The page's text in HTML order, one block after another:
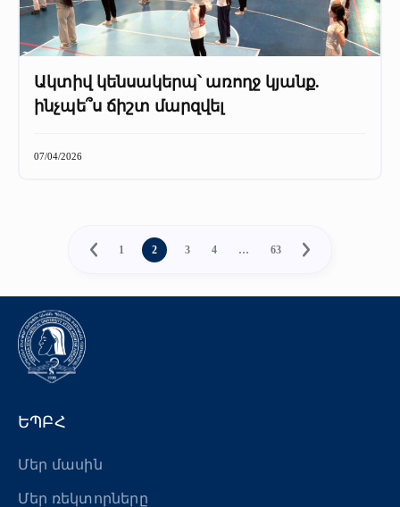
Ակտիվ կենսակերպ՝ առողջ կյանք.
ինչպե՞ս ճիշտ մարզվել
07/04/2026
1 2 3 4 … 63
ԵՊԲՀ
Մեր մասին
Մեր ռեկտորները